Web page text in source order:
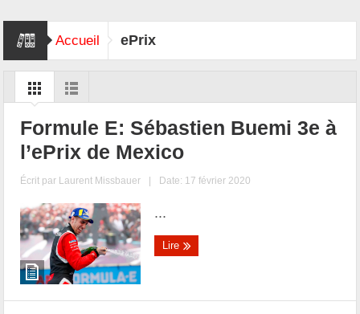
Accueil ePrix
Formule E: Sébastien Buemi 3e à
l’ePrix de Mexico
Écrit par Laurent Missbauer | Date: 17 février 2020
...
Lire